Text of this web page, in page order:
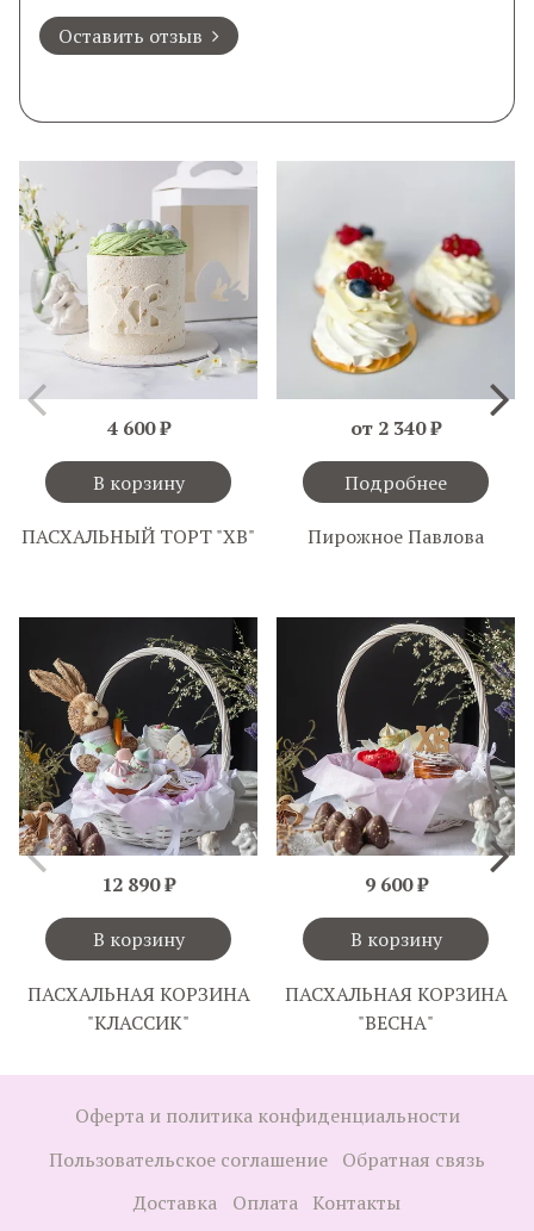
Оставить отзыв
4 600 ₽
В корзину
ПАСХАЛЬНЫЙ ТОРТ "ХВ"
от 2 340 ₽
Подробнее
Пирожное Павлова
12 890 ₽
В корзину
ПАСХАЛЬНАЯ КОРЗИНА
"КЛАССИК"
9 600 ₽
В корзину
ПАСХАЛЬНАЯ КОРЗИНА
"ВЕСНА"
Оферта и политика конфиденциальности
Пользовательское соглашение
Обратная связь
Доставка
Оплата Контакты